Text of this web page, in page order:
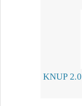
KNUP 2.0